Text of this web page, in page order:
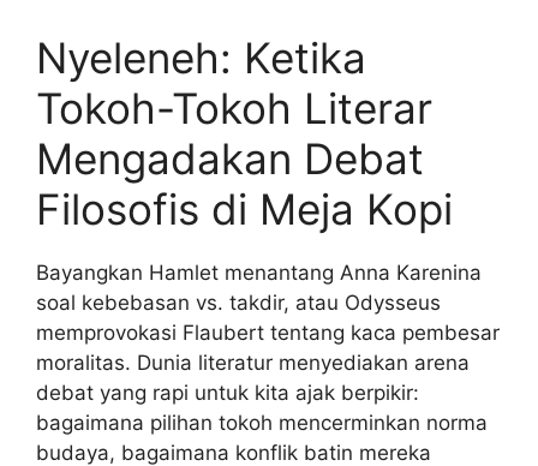
Nyeleneh: Ketika
Tokoh-Tokoh Literar
Mengadakan Debat
Filosofis di Meja Kopi
Bayangkan Hamlet menantang Anna Karenina
soal kebebasan vs. takdir, atau Odysseus
memprovokasi Flaubert tentang kaca pembesar
moralitas. Dunia literatur menyediakan arena
debat yang rapi untuk kita ajak berpikir:
bagaimana pilihan tokoh mencerminkan norma
budaya, bagaimana konflik batin mereka